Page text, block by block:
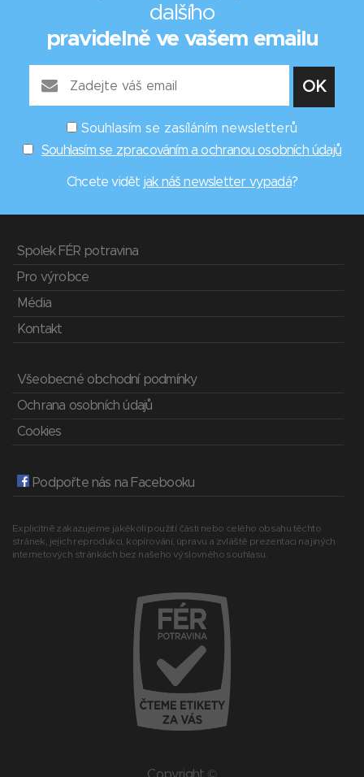
dalšího
pravidelně ve vašem emailu
Souhlasím se zasíláním newsletterů
Souhlasím se zpracováním a ochranou osobních údajů
Chcete vidět jak náš newsletter vypadá?
Spolek FÉR potravina
Pro výrobce
Média
Kontakt
Všeobecné obchodní podmínky
Ochrana osobních údajů
Cookies
Podpořte nás na Facebooku
Explicitně zakazujeme jakékoli použití části nebo celého obsahu těchto
stránek, jejich reprodukci, kopírování, úpravu a zvláště prezentaci na jiných
internetových stránkách bez našeho výslovného souhlasu.